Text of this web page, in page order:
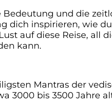
und die
dich inspirieren, wie
auf diese Reise, all
kann.
Mantras der
3000 bis 3500 Jahre